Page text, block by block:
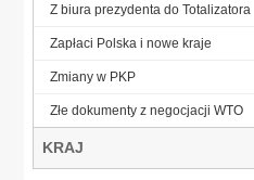
Z biura prezydenta do Totalizatora
Zapłaci Polska i nowe kraje
Zmiany w PKP
Złe dokumenty z negocjacji WTO
KRAJ